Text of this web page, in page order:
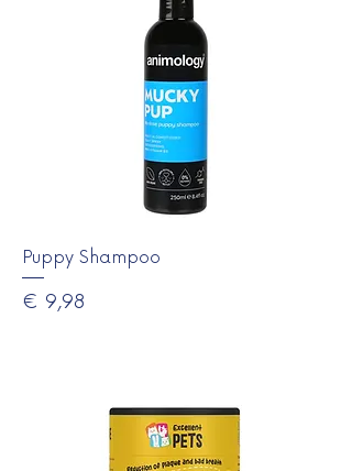
Puppy Shampoo
Prijs
€ 9,98